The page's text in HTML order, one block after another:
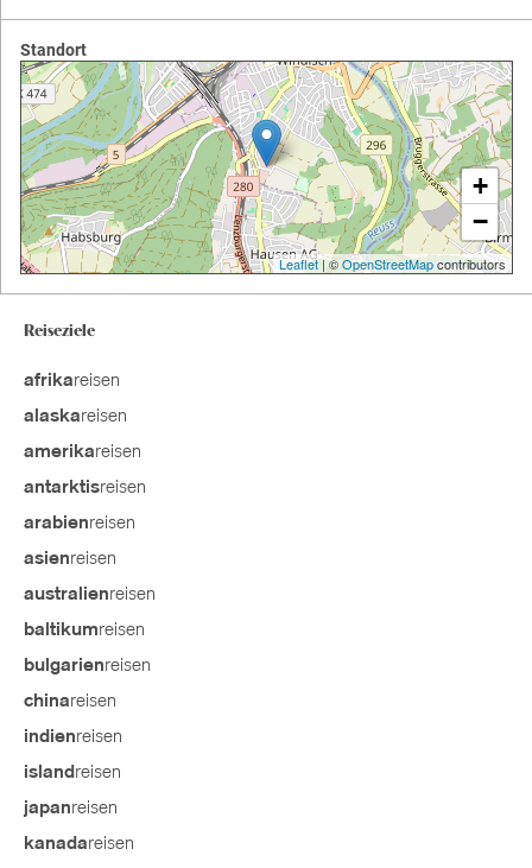
Standort
+
−
Leaflet| ©OpenStreetMapcontributors
Reiseziele
afrikareisen
alaskareisen
amerikareisen
antarktisreisen
arabienreisen
asienreisen
australienreisen
baltikumreisen
bulgarienreisen
chinareisen
indienreisen
island reisen
japanreisen
kanadareisen